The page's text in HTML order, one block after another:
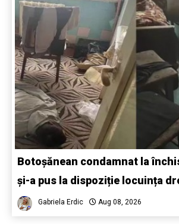
Botoșănean condamnat la
și-a pus la dispoziție locuința
Gabriela Erdic Aug 08, 2026